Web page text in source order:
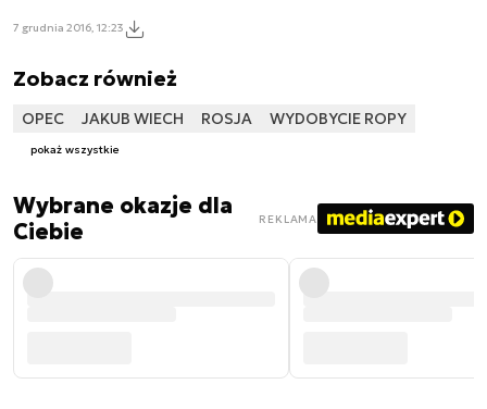
7 grudnia 2016, 12:23
Zobacz również
OPEC JAKUB WIECH ROSJA WYDOBYCIE ROPY
pokaż wszystkie
Wybrane okazje dla
Ciebie
REKLAMA